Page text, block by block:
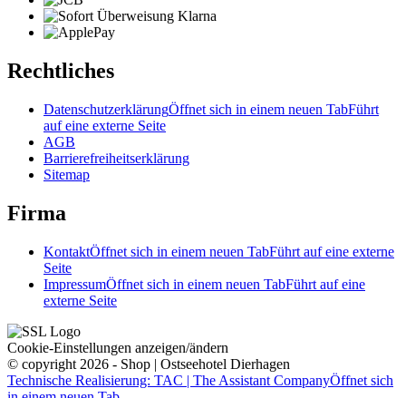
Rechtliches
DatenschutzerklärungÖffnet sich in einem neuen TabFührt
auf eine externe Seite
AGB
Barrierefreiheitserklärung
Sitemap
Firma
KontaktÖffnet sich in einem neuen TabFührt auf eine externe
Seite
ImpressumÖffnet sich in einem neuen TabFührt auf eine
externe Seite
Cookie-Einstellungen anzeigen/ändern
© copyright 2026 - Shop | Ostseehotel Dierhagen
Technische Realisierung: TAC | The Assistant CompanyÖffnet sich